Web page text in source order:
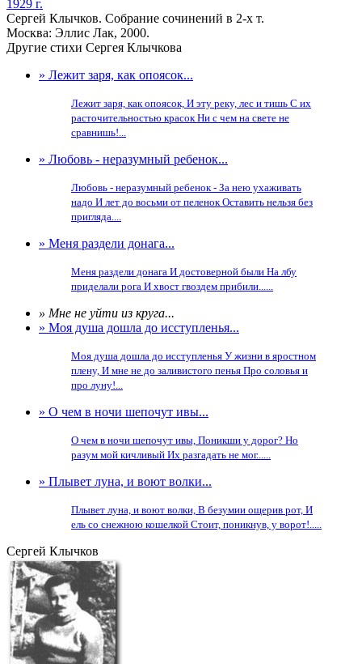
1929 г.
Сергей Клычков. Собрание сочинений в 2-х т.
Москва: Эллис Лак, 2000.
Другие стихи Сергея Клычкова
» Лежит заря, как опоясок...
Лежит заря, как опоясок, И эту реку, лес и тишь С их
расточительностью красок Ни с чем на свете не
сравнишь!...
» Любовь - неразумный ребенок...
Любовь - неразумный ребенок - За нею ухаживать
надо И лет до восьми от пеленок Оставить нельзя без
пригляда....
» Меня раздели донага...
Меня раздели донага И достоверной были На лбу
приделали рога И хвост гвоздем прибили......
» Мне не уйти из круга...
» Моя душа дошла до исступленья...
Моя душа дошла до исступленья У жизни в яростном
плену, И мне не до заливистого пенья Про соловья и
про луну!...
» О чем в ночи шепочут ивы...
О чем в ночи шепочут ивы, Поникши у дорог? Но
разум мой кичливый Их разгадать не мог......
» Плывет луна, и воют волки...
Плывет луна, и воют волки, В безумии ощерив рот, И
ель со снежною кошелкой Стоит, поникнув, у ворот!.....
Сергей Клычков